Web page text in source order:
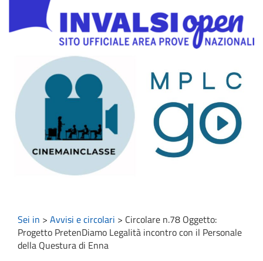
Sei in > Avvisi e circolari > Circolare n.78 Oggetto:
Progetto PretenDiamo Legalità incontro con il Personale
della Questura di Enna